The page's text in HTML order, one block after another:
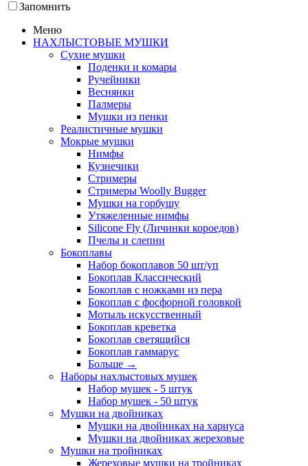
Запомнить
Меню
НАХЛЫСТОВЫЕ МУШКИ
Сухие мушки
Поденки и комары
Ручейники
Веснянки
Палмеры
Мушки из пенки
Реалистичные мушки
Мокрые мушки
Нимфы
Кузнечики
Стримеры
Стримеры Woolly Bugger
Мушки на горбушу
Утяжеленные нимфы
Silicone Fly (Личинки короедов)
Пчелы и слепни
Бокоплавы
Набор бокоплавов 50 шт/уп
Бокоплав Классический
Бокоплав с ножками из пера
Бокоплав с фосфорной головкой
Мотыль искусственный
Бокоплав креветка
Бокоплав светящийся
Бокоплав гаммарус
Больше →
Наборы нахлыстовых мушек
Набор мушек - 5 штук
Набор мушек - 50 штук
Мушки на двойниках
Мушки на двойниках на хариуса
Мушки на двойниках жереховые
Мушки на тройниках
Жереховые мушки на тройниках